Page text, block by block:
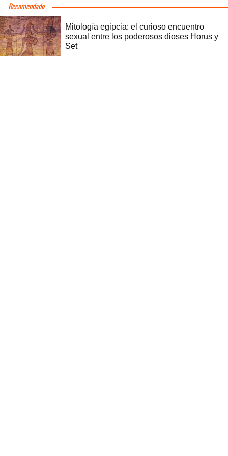
Recomendado
Mitología egipcia: el curioso encuentro
sexual entre los poderosos dioses Horus y
Set